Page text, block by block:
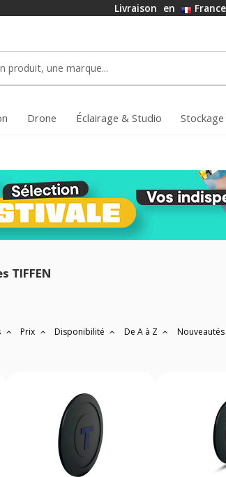
Livraison en France
Drone Éclairage & Studio
TIFFEN
Prix Disponibilité De A à Z Nouveautés